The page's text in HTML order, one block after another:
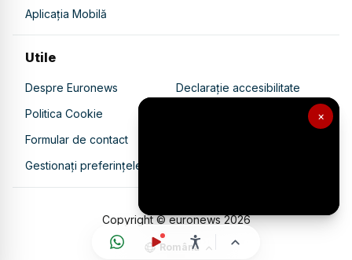
×
Aplicația Mobilă
Utile
Despre Euronews
Declarație accesibilitate
Politica Cookie
Politica de confidențialitate
Formular de contact
Gestionați preferințele
Copyright © euronews2026
Română